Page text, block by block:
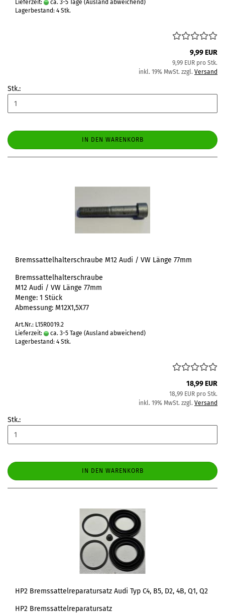
Lieferzeit: ca. 3-5 Tage (Ausland abweichend)
Lagerbestand: 4 Stk.
9,99 EUR
9,99 EUR pro Stk.
inkl. 19% MwSt. zzgl. Versand
Stk.:
IN DEN WARENKORB
Bremssattelhalterschraube M12 Audi / VW Länge 77mm
Bremssattelhalterschraube
M12 Audi / VW Länge 77mm
Menge: 1 Stück
Abmessung: M12X1,5X77
Art.Nr.: L15R0019.2
Lieferzeit:
ca. 3-5 Tage (Ausland abweichend)
Lagerbestand: 4 Stk.
18,99 EUR
18,99 EUR pro Stk.
inkl. 19% MwSt. zzgl. Versand
Stk.:
IN DEN WARENKORB
HP2 Bremssattelreparatursatz Audi Typ C4, B5, D2, 4B, Q1, Q2
HP2 Bremssattelreparatursatz